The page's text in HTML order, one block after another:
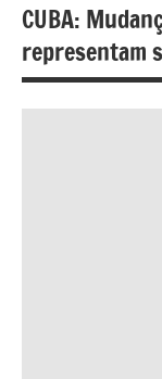
CUBA:
representam